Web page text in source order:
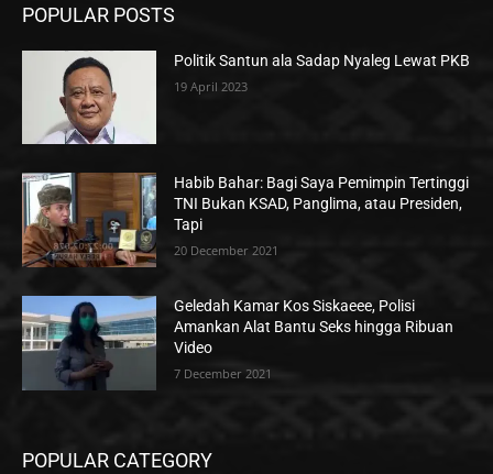
POPULAR POSTS
Politik Santun ala Sadap Nyaleg Lewat PKB
19 April 2023
Habib Bahar: Bagi Saya Pemimpin Tertinggi
TNI Bukan KSAD, Panglima, atau Presiden,
Tapi
20 December 2021
Geledah Kamar Kos Siskaeee, Polisi
Amankan Alat Bantu Seks hingga Ribuan
Video
7 December 2021
POPULAR CATEGORY